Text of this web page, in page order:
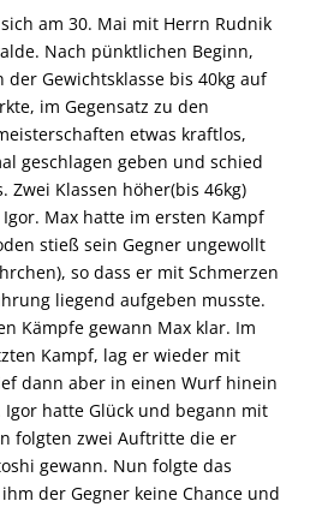
am 30. Mai mit Herrn Rudnik
Nach pünktlichen Beginn,
der Gewichtsklasse bis 40kg auf
im Gegensatz zu den
etwas kraftlos,
geschlagen geben und schied
Zwei Klassen höher(bis 46kg)
Max hatte im ersten Kampf
stieß sein Gegner ungewollt
so dass er mit Schmerzen
liegend aufgeben musste.
Kämpfe gewann Max klar. Im
Kampf, lag er wieder mit
dann aber in einen Wurf hinein
Igor hatte Glück und begann mit
folgten zwei Auftritte die er
gewann. Nun folgte das
der Gegner keine Chance und